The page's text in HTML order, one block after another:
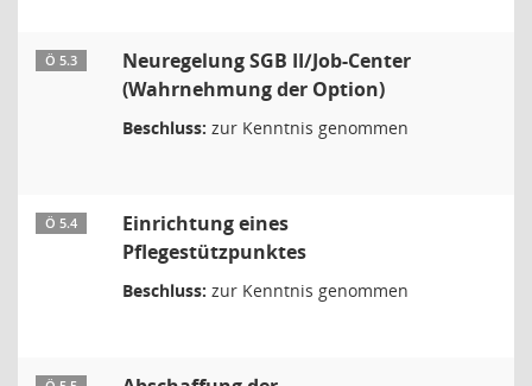
Ö 5.3
Neuregelung SGB II/Job-Center
(Wahrnehmung der Option)
Beschluss: zur Kenntnis genommen
Ö 5.4
Einrichtung eines
Pflegestützpunktes
Beschluss: zur Kenntnis genommen